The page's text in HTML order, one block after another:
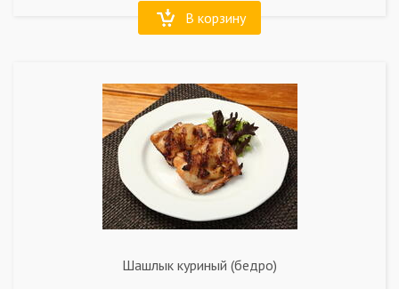
В корзину
Шашлык куриный (бедро)